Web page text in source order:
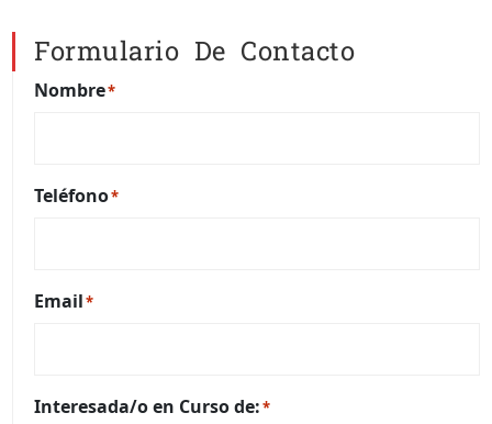
Formulario De Contacto
Nombre*
Teléfono*
Email*
Interesada/o en Curso de:*